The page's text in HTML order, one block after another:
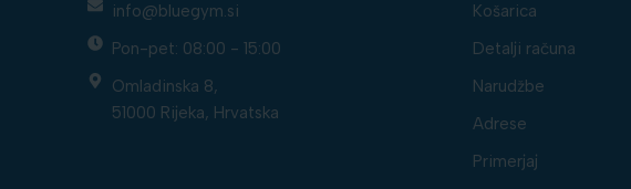
info@bluegym.si
Pon-pet: 08:00 - 15:00
Omladinska 8,
51000 Rijeka, Hrvatska
Košarica
Detalji računa
Narudžbe
Adrese
Primerjaj